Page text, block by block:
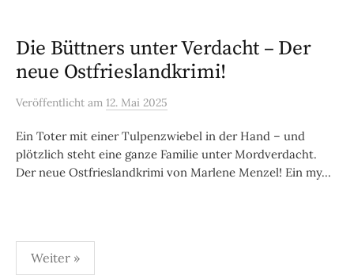
Die Büttners unter Verdacht – Der
neue Ostfrieslandkrimi!
Veröffentlicht am 12. Mai 2025
Ein Toter mit einer Tulpenzwiebel in der Hand – und
plötzlich steht eine ganze Familie unter Mordverdacht.
Der neue Ostfrieslandkrimi von Marlene Menzel! Ein my...
Seitennummerierung
Weiter »